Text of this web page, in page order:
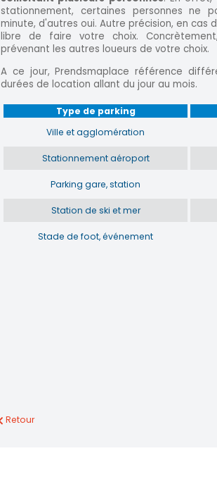
stationnement, certaines personnes ne
minute, d'autres oui. Autre précision, en cas
libre de faire votre choix.
prévenant les autres loueurs de votre choix.
A ce jour, Prendsmaplace référence
durées de location allant du jour au mois.
Type de parking
Ville et agglomération
Stationnement aéroport
Parking gare, station
Station de ski et mer
Stade de foot, événement
Retour